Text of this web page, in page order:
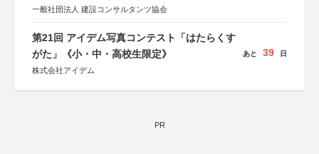
一般社団法人 建設コンサルタンツ協会
第21回 アイデム写真コンテスト「はたらくす
がた」《小・中・高校生限定》
株式会社アイデム
あと 39 日
PR